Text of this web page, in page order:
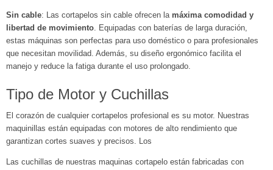
Sin cable: Las cortapelos sin cable ofrecen la máxima comodidad y
libertad de movimiento. Equipadas con baterías de larga duración,
estas máquinas son perfectas para uso doméstico o para profesionales
que necesitan movilidad. Además, su diseño ergonómico facilita el
manejo y reduce la fatiga durante el uso prolongado.
Tipo de Motor y Cuchillas
El corazón de cualquier cortapelos profesional es su motor. Nuestras
maquinillas están equipadas con motores de alto rendimiento que
garantizan cortes suaves y precisos. Los
Las cuchillas de nuestras maquinas cortapelo están fabricadas con